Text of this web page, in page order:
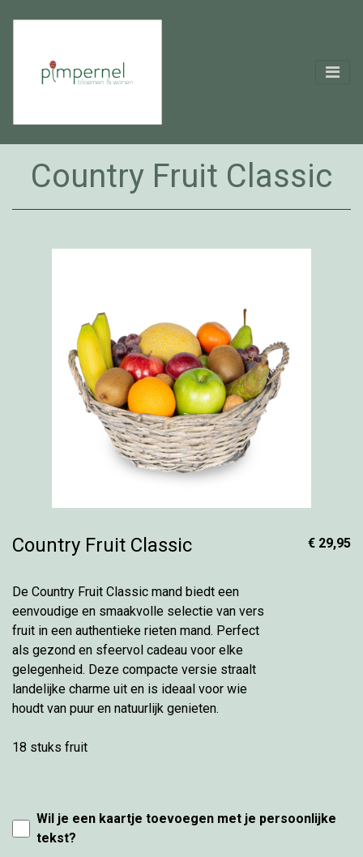
Country Fruit Classic
Country Fruit Classic
De Country Fruit Classic mand biedt een
eenvoudige en smaakvolle selectie van vers
fruit in een authentieke rieten mand. Perfect
als gezond en sfeervol cadeau voor elke
gelegenheid. Deze compacte versie straalt
landelijke charme uit en is ideaal voor wie
houdt van puur en natuurlijk genieten.
18 stuks fruit
€ 29,95
Wil je een kaartje toevoegen met je persoonlijke
tekst?